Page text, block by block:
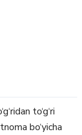
to‘g‘ri
bo‘yicha